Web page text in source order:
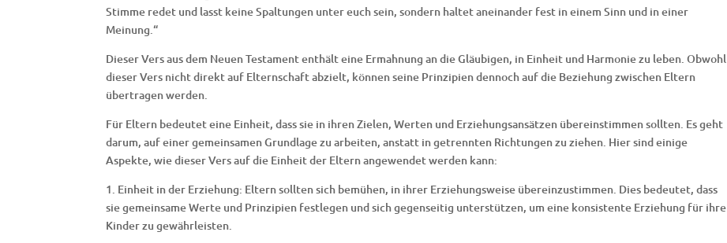
Stimme redet und lasst keine Spaltungen unter euch sein, sondern haltet aneinander fest in einem Sinn und in einer
Meinung.“
Dieser Vers aus dem Neuen Testament enthält eine Ermahnung an die Gläubigen, in Einheit und Harmonie zu leben. Obwohl
dieser Vers nicht direkt auf Elternschaft abzielt, können seine Prinzipien dennoch auf die Beziehung zwischen Eltern
übertragen werden.
Für Eltern bedeutet eine Einheit, dass sie in ihren Zielen, Werten und Erziehungsansätzen übereinstimmen sollten. Es geht
darum, auf einer gemeinsamen Grundlage zu arbeiten, anstatt in getrennten Richtungen zu ziehen. Hier sind einige
Aspekte, wie dieser Vers auf die Einheit der Eltern angewendet werden kann:
1. Einheit in der Erziehung: Eltern sollten sich bemühen, in ihrer Erziehungsweise übereinzustimmen. Dies bedeutet, dass
sie gemeinsame Werte und Prinzipien festlegen und sich gegenseitig unterstützen, um eine konsistente Erziehung für ihre
Kinder zu gewährleisten.